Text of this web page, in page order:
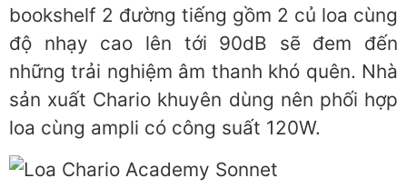
bookshelf 2 đường tiếng gồm 2 củ loa cùng
độ nhạy cao lên tới 90dB sẽ đem đến
những trải nghiệm âm thanh khó quên. Nhà
sản xuất Chario khuyên dùng nên phối hợp
loa cùng ampli có công suất 120W.